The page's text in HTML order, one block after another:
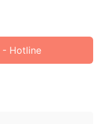
- Hotline